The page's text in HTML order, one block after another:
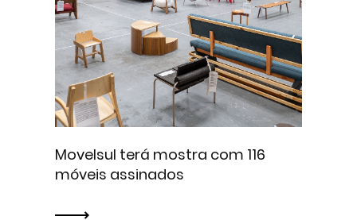
Movelsul terá mostra com 116
móveis assinados